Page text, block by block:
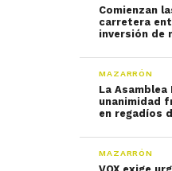
Comienzan
carretera
inversión de
MAZARRÓN
La
unanimidad
en regadíos
MAZARRÓN